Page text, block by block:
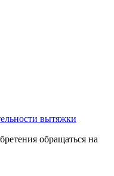
вытяжки
обращаться на